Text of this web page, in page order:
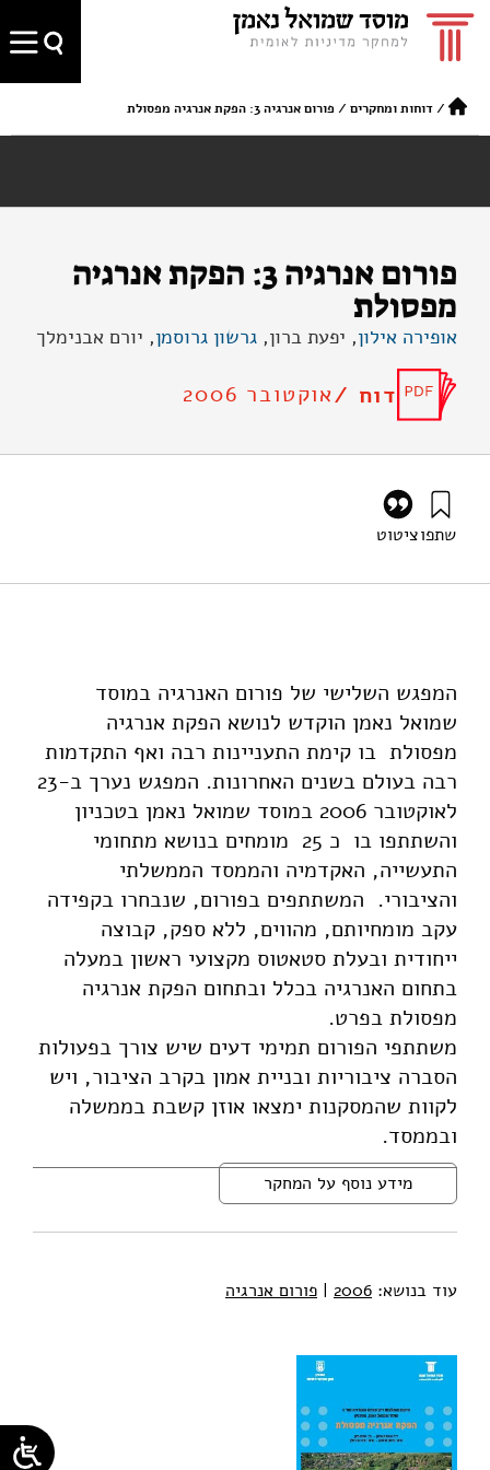
/דוחות ומחקרים / פורום אנרגיה 3: הפקת אנרגיה מפסולת
פורום אנרגיה 3: הפקת אנרגיה
מפסולת
אופירה אילון, יפעת ברון, גרשון גרוסמן, יורם אבנימלך
דוח /אוקטובר 2006
שתפוציטוט
המפגש השלישי של פורום האנרגיה במוסד
שמואל נאמן הוקדש לנושא הפקת אנרגיה
מפסולת בו קימת התעניינות רבה ואף התקדמות
רבה בעולם בשנים האחרונות. המפגש נערך ב-23
לאוקטובר 2006 במוסד שמואל נאמן בטכניון
והשתתפו בו כ 25 מומחים בנושא מתחומי
התעשייה, האקדמיה והממסד הממשלתי
והציבורי. המשתתפים בפורום, שנבחרו בקפידה
עקב מומחיותם, מהווים, ללא ספק, קבוצה
ייחודית ובעלת סטאטוס מקצועי ראשון במעלה
בתחום האנרגיה בכלל ובתחום הפקת אנרגיה
מפסולת בפרט.
משתתפי הפורום תמימי דעים שיש צורך בפעולות
הסברה ציבוריות ובניית אמון בקרב הציבור, ויש
לקוות שהמסקנות ימצאו אוזן קשבת בממשלה
ובממסד.
מידע נוסף על המחקר
עוד בנושא: 2006
| פורום אנרגיה